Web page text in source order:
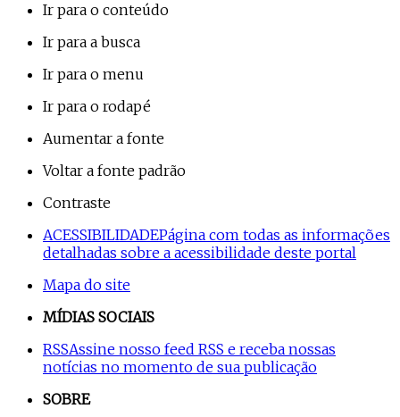
Ir para o conteúdo
Ir para a busca
Ir para o menu
Ir para o rodapé
Aumentar a fonte
Voltar a fonte padrão
Contraste
ACESSIBILIDADEPágina com todas as informações
detalhadas sobre a acessibilidade deste portal
Mapa do site
MÍDIAS SOCIAIS
RSSAssine nosso feed RSS e receba nossas
notícias no momento de sua publicação
SOBRE